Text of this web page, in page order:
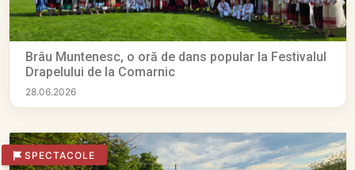
Brâu Muntenesc, o oră de dans popular la Festivalul
Drapelului de la Comarnic
28.06.2026
SPECTACOLE